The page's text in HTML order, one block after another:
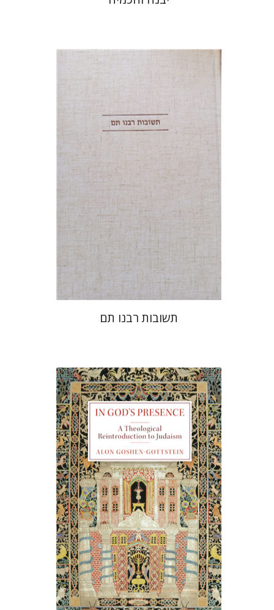
הנחת אתר ספר מודפס
$45
תשובות רבנו תם
אלון גושן-גוטשטיין
הנחת אתר ספר מודפס
$61
$55